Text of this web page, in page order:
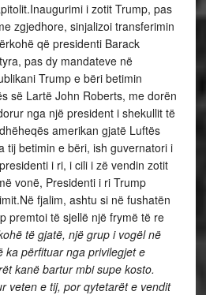
i zotit Trump, pas
zgjedhore, sinjalizoi transferimin
që presidenti Barack
pas dy mandateve në
Trump e bëri betimin
së Lartë John Roberts, me dorën
nga një president i shekullit të
amerikan gjatë Luftës
tij betimin e bëri, ish guvernatori i
i ri, i cili i zë vendin zotit
vonë, Presidenti i ri Trump
fjalim, ashtu si në fushatën
premtoi të sjellë një frymë të re
të gjatë, një grup i vogël në
ka përfituar nga privilegjet e
kanë bartur mbi supe kosto.
veten e tij, por qytetarët e vendit